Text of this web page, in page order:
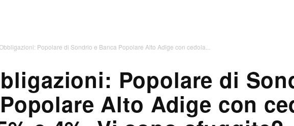
Popolare di Sondrio e Banca Popolare Alto Adige con cedola...
Popolare di
Alto Adige con